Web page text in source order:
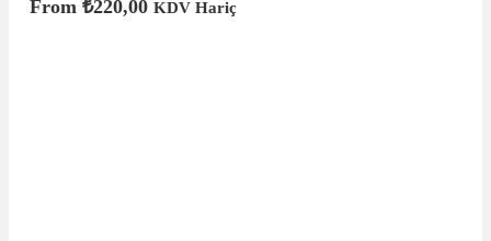
From ₺220,00 KDV Hariç